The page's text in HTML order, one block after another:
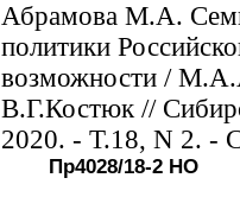
Абрамова М.А.
политики
возможности /
В.Г.Костюк //
2020. - Т.18, N 2. -
Пр4028/18-2 НО